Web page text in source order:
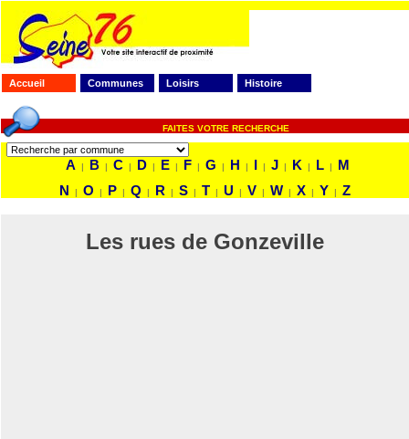
Accueil Communes Loisirs Histoire
FAITES VOTRE RECHERCHE
A | B | C | D | E | F | G | H | I | J | K | L |
M
N
| O | P | Q | R | S | T | U | V | W | X | Y | Z
Les rues de Gonzeville